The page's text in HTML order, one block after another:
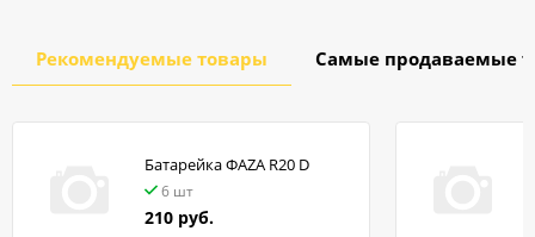
Рекомендуемые товары Самые продаваемые
Батарейка ФАZA R20 D
6 шт
210 руб.